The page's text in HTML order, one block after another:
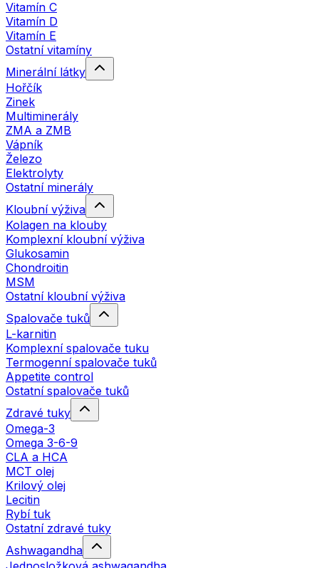
Vitamín C
Vitamín D
Vitamín E
Ostatní vitamíny
Minerální látky
Hořčík
Zinek
Multiminerály
ZMA a ZMB
Vápník
Železo
Elektrolyty
Ostatní minerály
Kloubní výživa
Kolagen na klouby
Komplexní kloubní výživa
Glukosamin
Chondroitin
MSM
Ostatní kloubní výživa
Spalovače tuků
L-karnitin
Komplexní spalovače tuku
Termogenní spalovače tuků
Appetite control
Ostatní spalovače tuků
Zdravé tuky
Omega-3
Omega 3-6-9
CLA a HCA
MCT olej
Krilový olej
Lecitin
Rybí tuk
Ostatní zdravé tuky
Ashwagandha